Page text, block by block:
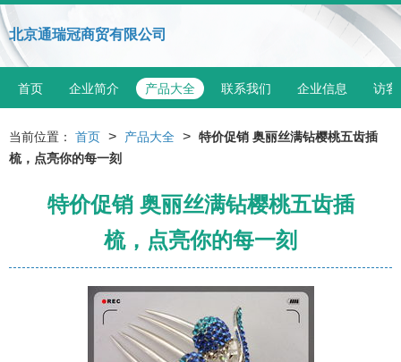
北京通瑞冠商贸有限公司
首页 企业简介 产品大全 联系我们 企业信息 访客
当前位置： 首页 > 产品大全 > 特价促销 奥丽丝满钻樱桃五齿插
梳，点亮你的每一刻
特价促销 奥丽丝满钻樱桃五齿插
梳，点亮你的每一刻